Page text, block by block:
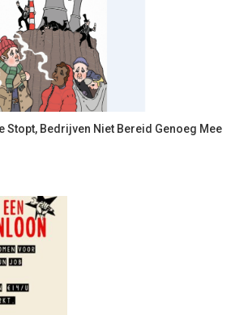
Stopt, Bedrijven Niet Bereid Genoeg Mee